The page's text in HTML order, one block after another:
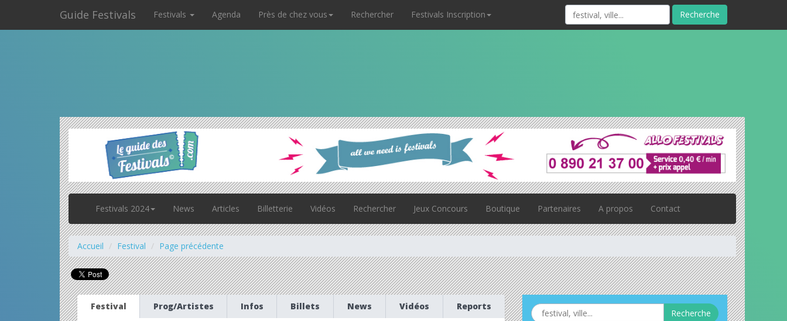
Guide Festivals Festivals Agenda Près de chez vous Rechercher Festivals Inscription Recherche
Festivals 2024 News Articles Billetterie Vidéos Rechercher Jeux Concours Boutique Partenaires A propos Contact
Accueil Festival Page précédente
Festival Prog/Artistes Infos Billets News Vidéos Reports
Recherche